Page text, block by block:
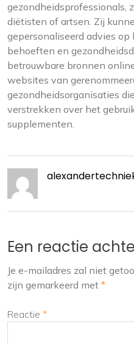
gezondheidsprofessionals,
diëtisten of artsen. Zij
gepersonaliseerd advies
behoeften en
betrouwbare bronnen
websites van
gezondheidsorganisaties
verstrekken over het
supplementen.
Een reactie
Je e-mailadres zal niet
zijn gemarkeerd met *
Reactie *